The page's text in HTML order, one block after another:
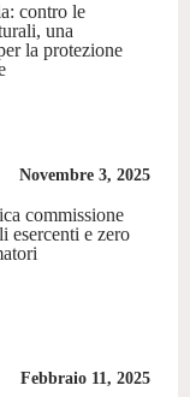
contro le
una
la protezione
Novembre 3, 2025
commissione
esercenti e zero
Febbraio 11, 2025